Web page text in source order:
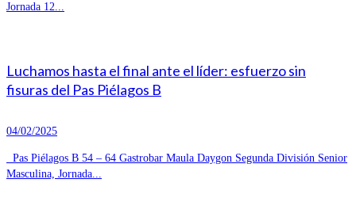
Jornada 12...
Luchamos hasta el final ante el líder: esfuerzo sin
fisuras del Pas Piélagos B
04/02/2025
Pas Piélagos B 54 – 64 Gastrobar Maula Daygon Segunda División Senior
Masculina, Jornada...